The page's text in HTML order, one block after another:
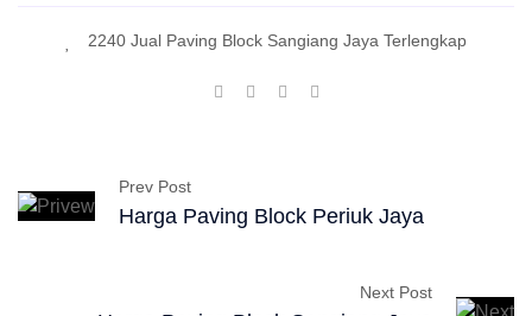
2240 Jual Paving Block Sangiang Jaya Terlengkap
Prev Post
Harga Paving Block Periuk Jaya
Next Post